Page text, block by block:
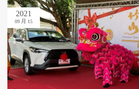
2021
09 月 15